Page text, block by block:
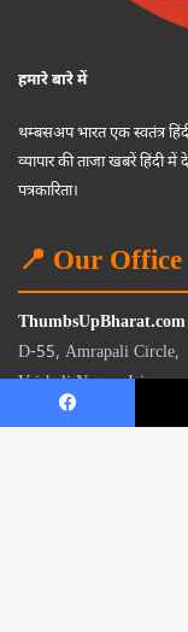
हमारे बारे में
थम्बसअप भारत एक स्वतंत्र
व्यापार की ताजा खबरें हिंदी
पत्रकारिता।
📍 Our Office
ThumbsUpBharat.com
D-55, Amrapali Circle,
Vaishali Nagar, Jaipur
Rajasthan - 302021